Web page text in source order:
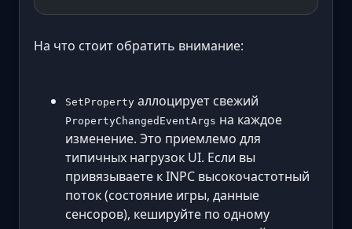
На что стоит обратить внимание:
SetProperty аллоцирует свежий
PropertyChangedEventArgs на каждое
изменение. Это приемлемо для
типичных нагрузок UI. Если вы
привязываете к INPC высокочастотный
поток (состояние игры, данные
сенсоров), кешируйте по одному